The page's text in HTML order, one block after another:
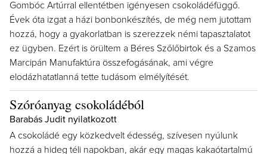
Gombóc Artúrral ellentétben igényesen csokoládéfüggő.
Évek óta izgat a házi bonbonkészítés, de még nem jutottam
hozzá, hogy a gyakorlatban is szerezzek némi tapasztalatot
ez ügyben. Ezért is örültem a Béres Szőlőbirtok és a Szamos
Marcipán Manufaktúra összefogásának, ami végre
elodázhatatlanná tette tudásom elmélyítését.
Szóróanyag csokoládéból
Barabás Judit nyilatkozott
A csokoládé egy közkedvelt édesség, szívesen nyúlunk
hozzá a hideg téli napokban, akár egy magas kakaótartalmú